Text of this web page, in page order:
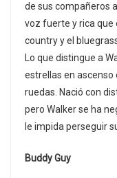
de sus compañeros
voz fuerte y rica que
country y el
Lo que distingue a
estrellas en ascenso
ruedas. Nació con
pero Walker se ha
le impida perseguir
Buddy Guy